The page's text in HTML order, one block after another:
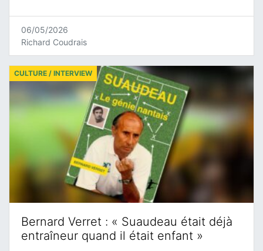
06/05/2026
Richard Coudrais
Bernard Verret : « Suaudeau était déjà
entraîneur quand il était enfant »
CULTURE / INTERVIEW